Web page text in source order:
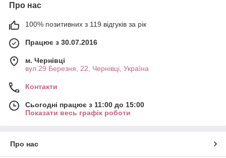
Про нас
100% позитивних з 119 відгуків за рік
Працює з 30.07.2016
м. Чернівці
вул.29 Березня, 22, Чернівці, Україна
Контакти
Сьогодні працює з 11:00 до 15:00
Показати весь графік роботи
Про нас